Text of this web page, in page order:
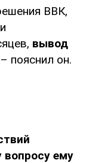
ВВК,
вывод
пояснил он.
вопросу ему